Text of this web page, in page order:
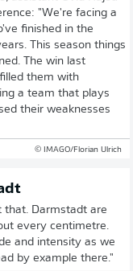
"We're facing a
finished in the
This season things
The win last
them with
a team that plays
their weaknesses
© IMAGO/Florian Ulrich
that. Darmstadt are
every centimetre.
and intensity as we
by example there."